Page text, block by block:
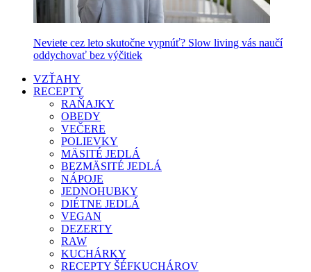
Neviete cez leto skutočne vypnúť? Slow living vás naučí
oddychovať bez výčitiek
VZŤAHY
RECEPTY
RAŇAJKY
OBEDY
VEČERE
POLIEVKY
MÄSITÉ JEDLÁ
BEZMÄSITÉ JEDLÁ
NÁPOJE
JEDNOHUBKY
DIÉTNE JEDLÁ
VEGAN
DEZERTY
RAW
KUCHÁRKY
RECEPTY ŠÉFKUCHÁROV